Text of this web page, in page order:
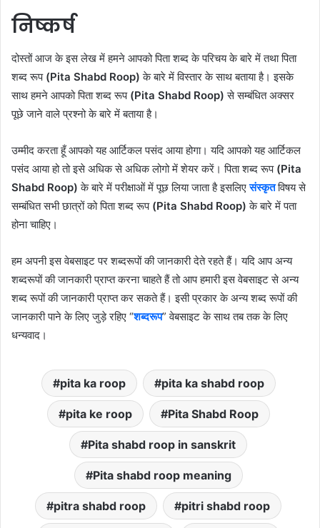
निष्कर्ष
दोस्तों आज के इस लेख में हमने आपको पिता शब्द के परिचय के बारे में तथा पिता
शब्द रूप (Pita Shabd Roop) के बारे में विस्तार के साथ बताया है। इसके
साथ हमने आपको पिता शब्द रूप (Pita Shabd Roop) से सम्बंधित अक्सर
पूछे जाने वाले प्रश्नो के बारे में बताया है।
उम्मीद करता हूँ आपको यह आर्टिकल पसंद आया होगा। यदि आपको यह आर्टिकल
पसंद आया हो तो इसे अधिक से अधिक लोगो में शेयर करें। पिता शब्द रूप (Pita
Shabd Roop) के बारे में परीक्षाओं में पूछ लिया जाता है इसलिएसंस्कृतविषय से
सम्बंधित सभी छात्रों को पिता शब्द रूप (Pita Shabd Roop) के बारे में पता
होना चाहिए।
हम अपनी इस वेबसाइट पर शब्दरूपों की जानकारी देते रहते हैं। यदि आप अन्य
शब्दरूपों की जानकारी प्राप्त करना चाहते हैं तो आप हमारी इस वेबसाइट से अन्य
शब्द रूपों की जानकारी प्राप्त कर सकते हैं। इसी प्रकार के अन्य शब्द रूपों की
जानकारी पाने के लिए जुड़े रहिए “शब्दरूप” वेबसाइट के साथ तब तक के लिए
धन्यवाद।
pita ka roop pita ka shabd roop
pita ke roop Pita Shabd Roop
Pita shabd roop in sanskrit
Pita shabd roop meaning
pitra shabd roop pitri shabd roop